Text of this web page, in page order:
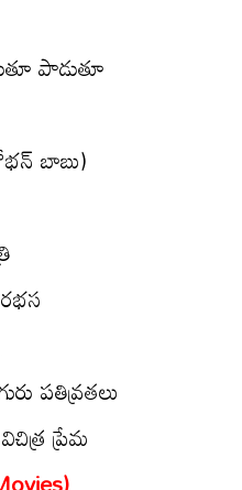
పాడుతూ
బాబు)
ప‌తివ్ర‌తలు
ప్రేమ‌